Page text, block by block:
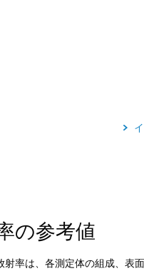
の参考値
射率は、各測定体の組成、表